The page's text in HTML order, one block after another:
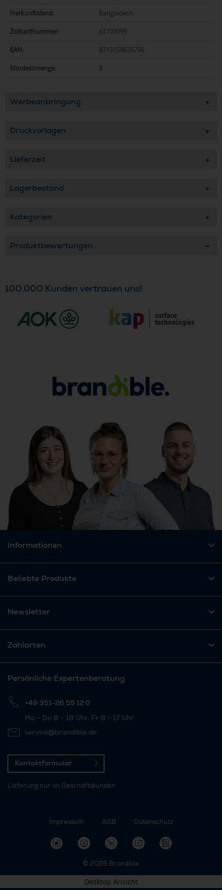
Herkunftsland: Bangladesh
Zolltarifnummer: 61103099
EAN: 8713159626756
Mindestmenge: 8
Werbeanbringung
Druckvorlagen
Lieferzeit
Lagerbestand
Kategorien
Produktbewertungen
100.000 Kunden vertrauen uns!
Informationen
Beliebte Produkte
Newsletter
Zahlarten
Persönliche Expertenberatung
+49 351-26 55 12 0
Mo - Do 8 - 18 Uhr, Fr 8 - 17 Uhr
service@brandible.de
Kontaktformular
Lieferung nur an Geschäftskunden
Impressum AGB Datenschutz
© 2026 Brandible
Desktop Ansicht